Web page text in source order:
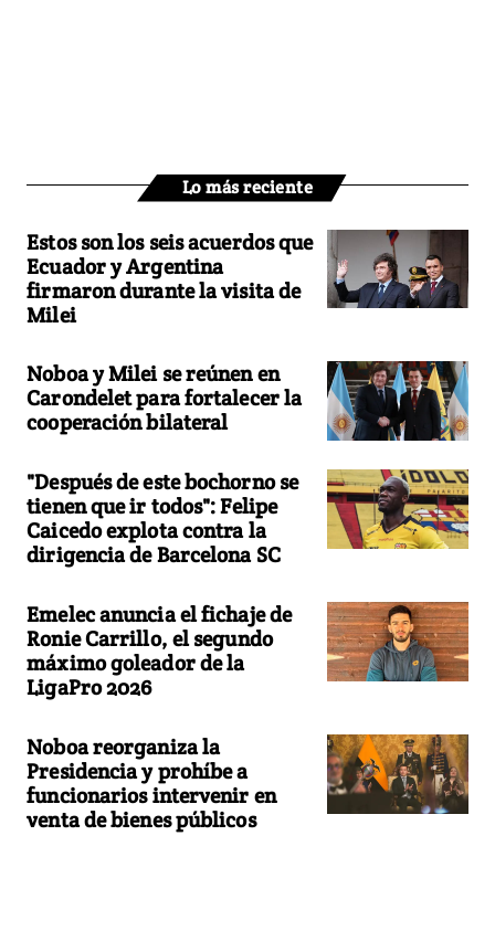
Lo más reciente
Estos son los seis acuerdos que
Ecuador y Argentina
firmaron durante la visita de
Milei
Noboa y Milei se reúnen en
Carondelet para fortalecer la
cooperación bilateral
"Después de este bochorno se
tienen que ir todos": Felipe
Caicedo explota contra la
dirigencia de Barcelona SC
Emelec anuncia el fichaje de
Ronie Carrillo, el segundo
máximo goleador de la
LigaPro 2026
Noboa reorganiza la
Presidencia y prohíbe a
funcionarios intervenir en
venta de bienes públicos